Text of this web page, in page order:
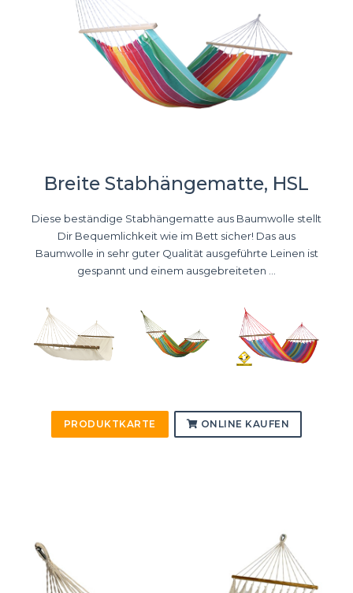
Breite Stabhängematte, HSL
Diese beständige Stabhängematte aus Baumwolle stellt
Dir Bequemlichkeit wie im Bett sicher! Das aus
Baumwolle in sehr guter Qualität ausgeführte Leinen ist
gespannt und einem ausgebreiteten ...
PRODUKTKARTE ONLINE KAUFEN